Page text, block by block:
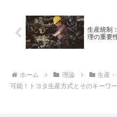
生産統制
理の重要
ホーム 理論 生産
可能！トヨタ生産方式とそのキーワ